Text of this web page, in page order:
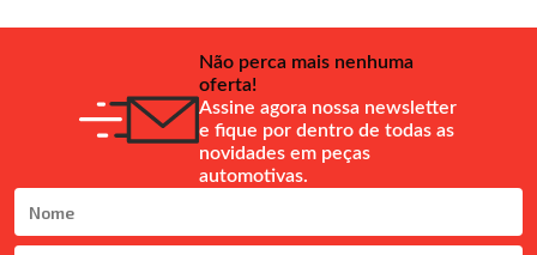
Não perca mais nenhuma
oferta!
Assine agora nossa newsletter
e fique por dentro de todas as
novidades em peças
automotivas.